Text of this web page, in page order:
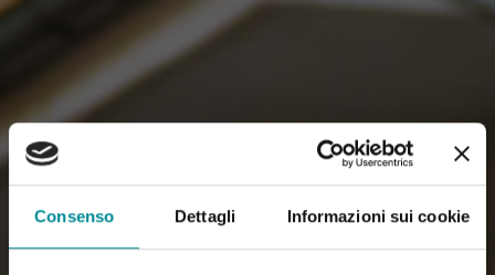
Consenso Dettagli Informazioni sui cookie